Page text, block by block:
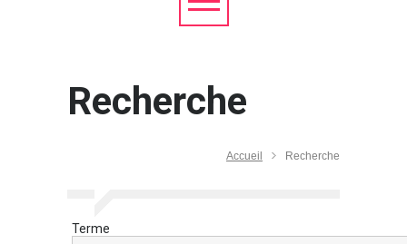
Recherche
Accueil Recherche
Terme